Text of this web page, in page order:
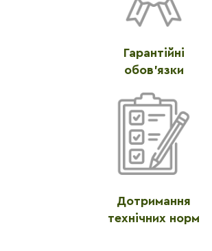
Гарантійні
обов'язки
Дотримання
технічних норм